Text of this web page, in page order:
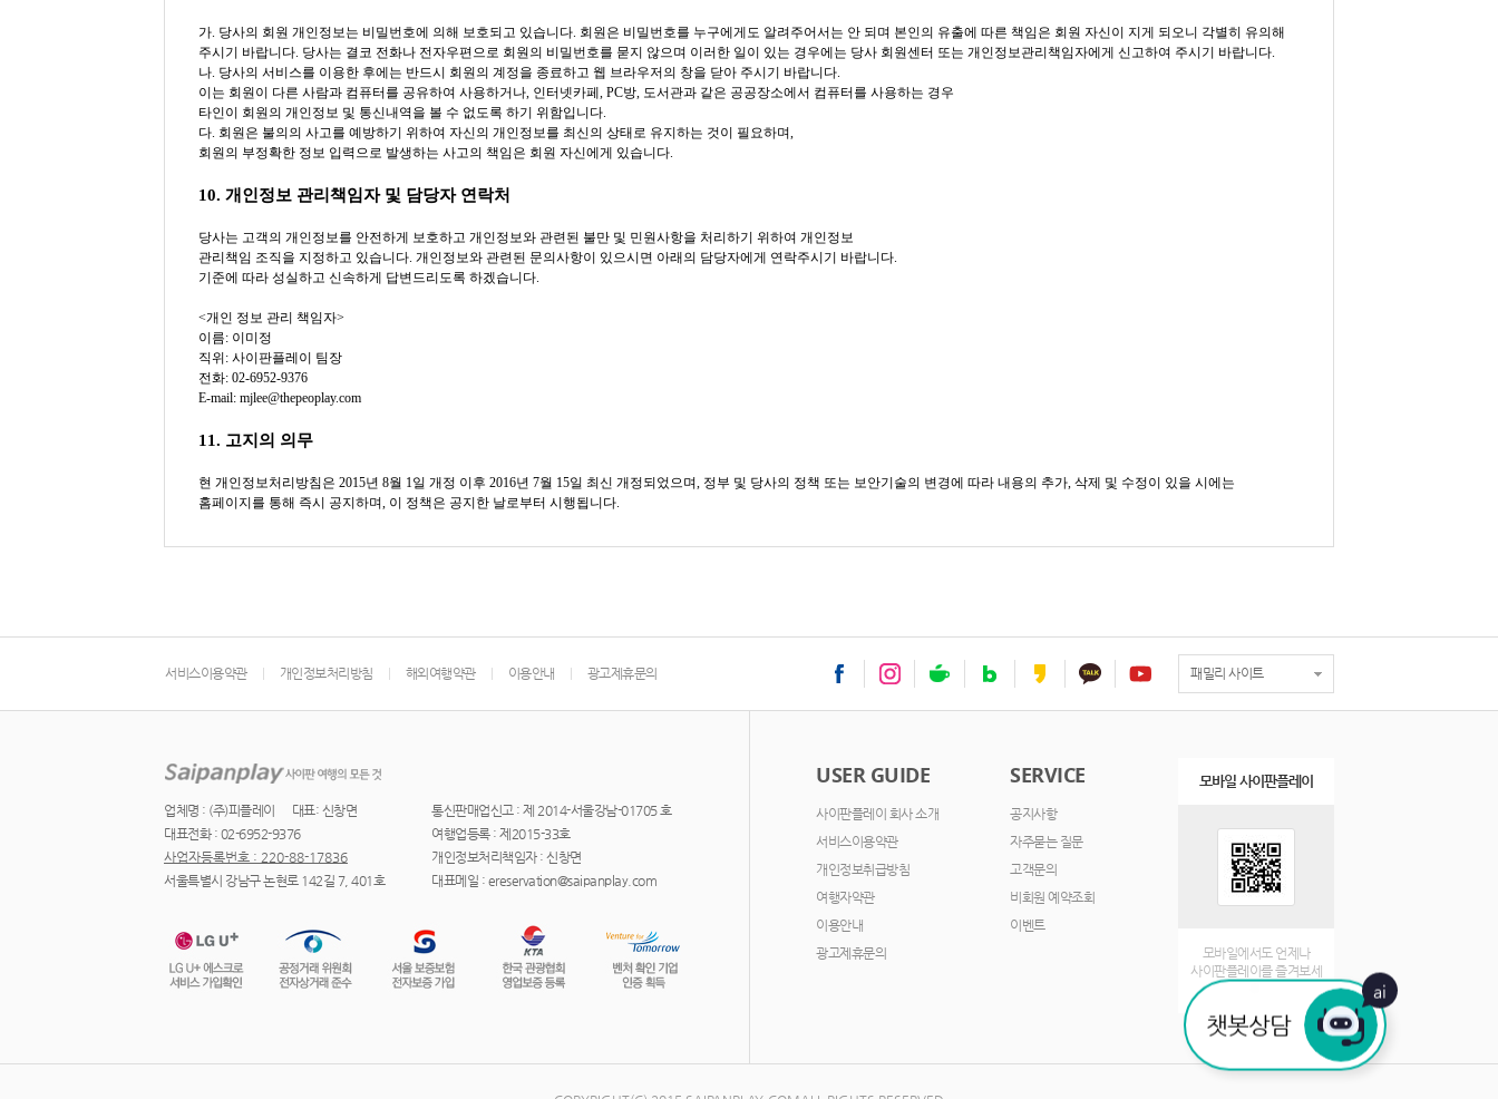
가. 당사의 회원 개인정보는 비밀번호에 의해 보호되고 있습니다. 회원은 비밀번호를 누구에게도 알려주어서는 안 되며 본인의 유출에 따른 책임은 회원 자신이 지게 되오니 각별히 유의해
주시기 바랍니다. 당사는 결코 전화나 전자우편으로 회원의 비밀번호를 묻지 않으며 이러한 일이 있는 경우에는 당사 회원센터 또는 개인정보관리책임자에게 신고하여 주시기 바랍니다.
나. 당사의 서비스를 이용한 후에는 반드시 회원의 계정을 종료하고 웹 브라우저의 창을 닫아 주시기 바랍니다.
이는 회원이 다른 사람과 컴퓨터를 공유하여 사용하거나, 인터넷카페, PC방, 도서관과 같은 공공장소에서 컴퓨터를 사용하는 경우
타인이 회원의 개인정보 및 통신내역을 볼 수 없도록 하기 위함입니다.
다. 회원은 불의의 사고를 예방하기 위하여 자신의 개인정보를 최신의 상태로 유지하는 것이 필요하며,
회원의 부정확한 정보 입력으로 발생하는 사고의 책임은 회원 자신에게 있습니다.
10. 개인정보 관리책임자 및 담당자 연락처
당사는 고객의 개인정보를 안전하게 보호하고 개인정보와 관련된 불만 및 민원사항을 처리하기 위하여 개인정보
관리책임 조직을 지정하고 있습니다. 개인정보와 관련된 문의사항이 있으시면 아래의 담당자에게 연락주시기 바랍니다.
기준에 따라 성실하고 신속하게 답변드리도록 하겠습니다.
<개인 정보 관리 책임자>
이름: 이미정
직위: 사이판플레이 팀장
전화: 02-6952-9376
E-mail: mjlee@thepeoplay.com
11. 고지의 의무
현 개인정보처리방침은 2015년 8월 1일 개정 이후 2016년 7월 15일 최신 개정되었으며, 정부 및 당사의 정책 또는 보안기술의 변경에 따라 내용의 추가, 삭제 및 수정이 있을 시에는
홈페이지를 통해 즉시 공지하며, 이 정책은 공지한 날로부터 시행됩니다.
챗봇상담
ai
서비스이용약관 개인정보처리방침 해외여행약관 이용안내 광고제휴문의 패밀리 사이트
업체명 : (주)피플레이
대표: 신창면
대표전화 : 02-6952-9376
사업자등록번호 : 220-88-17836
서울특별시 강남구 논현로 142길 7, 401호
통신판매업신고 : 제 2014-서울강남-01705 호
여행업등록 : 제2015-33호
개인정보처리책임자 : 신창면
대표메일 : ereservation@saipanplay.com
USER GUIDE
사이판플레이 회사 소개
서비스이용약관
개인정보취급방침
여행자약관
이용안내
광고제휴문의
SERVICE
공지사항
자주묻는 질문
고객문의
비회원 예약조회
이벤트
모바일 사이판플레이
모바일에서도 언제나
사이판플레이를 즐겨보세